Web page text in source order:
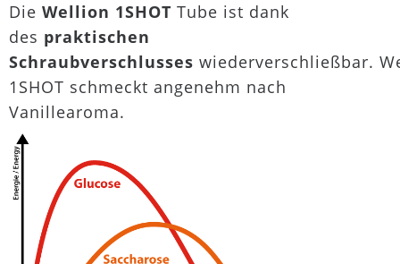
Die Wellion 1SHOT Tube ist dank
des praktischen
Schraubverschlusses wiederverschließbar.
1SHOT schmeckt angenehm nach
Vanillearoma.